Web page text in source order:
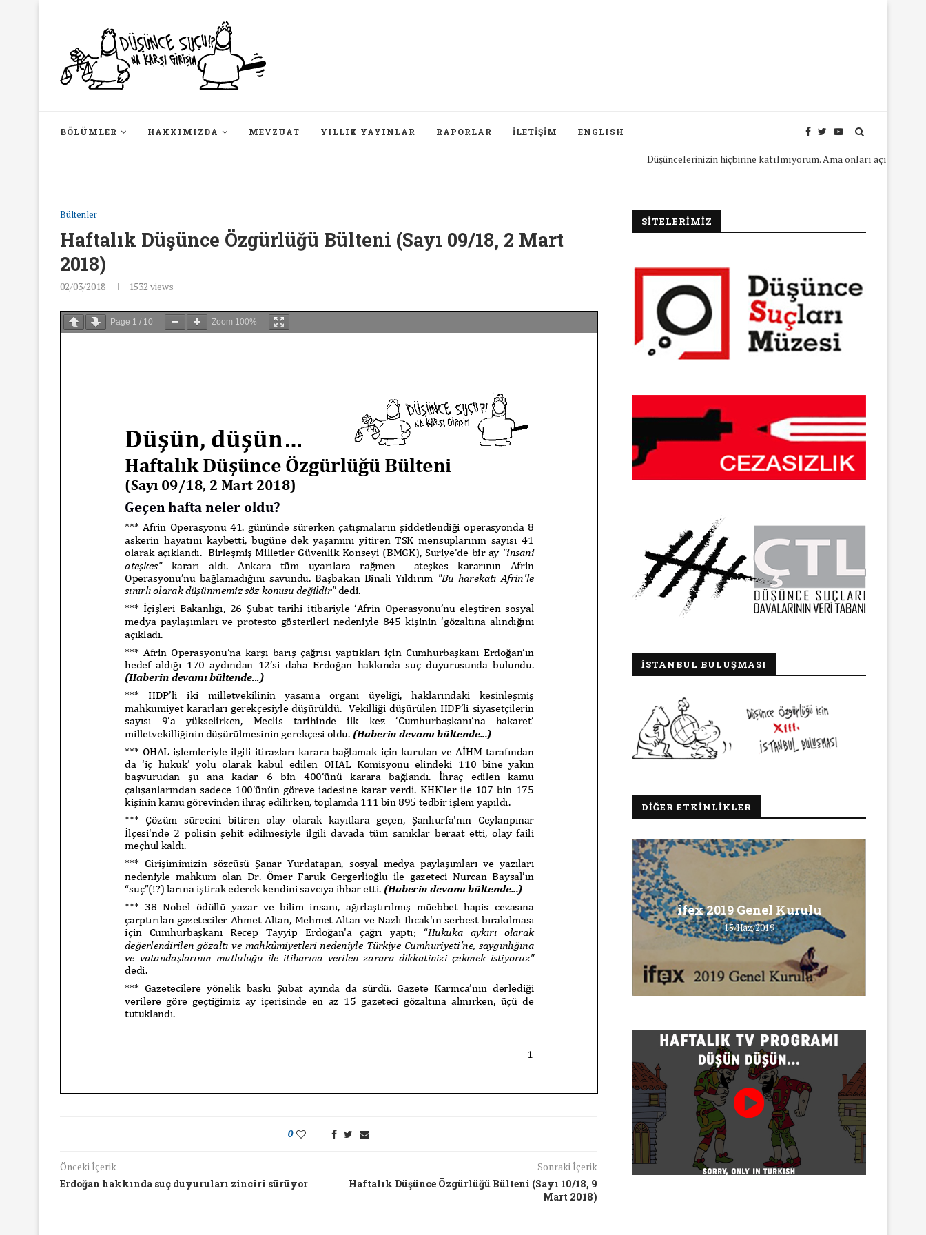
BÖLÜMLER HAKKIMIZDA MEVZUAT YILLIK YAYINLAR RAPORLAR İLETIŞIM ENGLISH
Düşüncelerinizin hiçbirine katılmıyorum. Ama onları açıkça ifade
Bültenler
Haftalık Düşünce Özgürlüğü Bülteni (Sayı 09/18, 2 Mart
2018)
02/03/2018 1532 views
Page 1 / 10 Zoom 100%
0
Önceki İçerik
Erdoğan hakkında suç duyuruları zinciri sürüyor
Sonraki İçerik
Haftalık Düşünce Özgürlüğü Bülteni (Sayı 10/18, 9
Mart 2018)
SİTELERİMİZ
İSTANBUL BULUŞMASI
DIĞER ETKINLIKLER
Yaş Ayrımcılığı
Mart Ayında Nefret Söylemi
Konuştuk
19/Mar/2018
Şubat Ayında Çatışma Çözümü
Konuştuk
26/Şub/2018
ifex 2019 Genel Kurulu
15/Haz/2019